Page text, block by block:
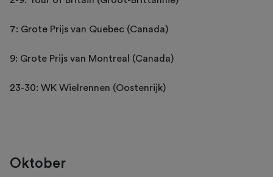
7: Grote Prijs van Quebec (Canada)
9: Grote Prijs van Montreal (Canada)
23-30: WK Wielrennen (Oostenrijk)
Oktober